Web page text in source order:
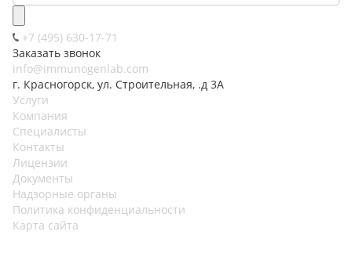
+7 (495) 630-17-71
Заказать звонок
info@immunogenlab.com
г. Красногорск, ул. Строительная, .д 3А
Услуги
Компания
Специалисты
Контакты
Лицензии
Документы
Надзорные органы
Политика конфиденциальности
Карта сайта